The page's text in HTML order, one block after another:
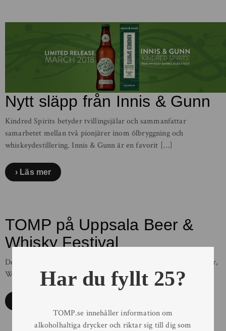
Nytt släpp från Innis & Gunn
Kindred Spirits betyder tvillingsjälar och sammanfattar
samarbetet mellan två pionjärer inom ölbryggning och
whiskeydestillering. Innis & Gunn är en favorit […]
Läs mer
TOMP på Uppsala Beer &
Whisky Festival
Den 23-24 februari är det dags för mässa i Uppsala. TOMP Beer,
Wine & Spirits finns på plats med flera […]
Har du fyllt 25?
TOMP.se innehåller information om
alkoholhaltiga drycker och riktar sig till dig som